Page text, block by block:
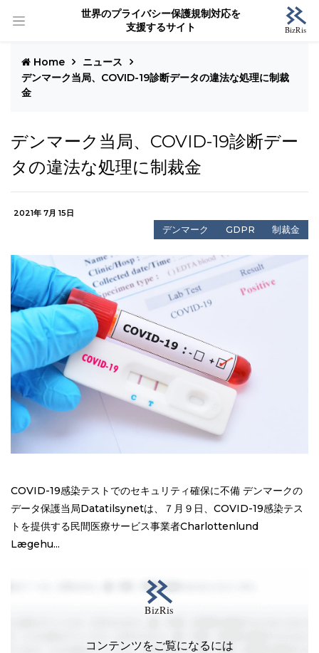
世界のプライバシー保護規制対応を
支援するサイト
Home
ニュース
デンマーク当局、COVID-19診断データの違法な処理に制裁
金
デンマーク当局、COVID-19診断デー
タの違法な処理に制裁金
2021年 7月 15日
デンマーク GDPR 制裁金
COVID-19感染テストでのセキュリティ確保に不備 デンマークの
データ保護当局Datatilsynetは、７月９日、COVID-19感染テス
トを提供する民間医療サービス事業者Charlottenlund
Lægehu...
コンテンツをご覧になるには